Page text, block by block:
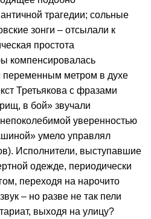
трагедии; сольные
зонги – отсылали к
простота
компенсировалась
переменным метром в духе
Третьякова с фразами
в бой» звучали
уверенностью
умело управлял
Исполнители, выступавшие
одежде, периодически
переходя на нарочито
– но разве не так пели
выходя на улицу?